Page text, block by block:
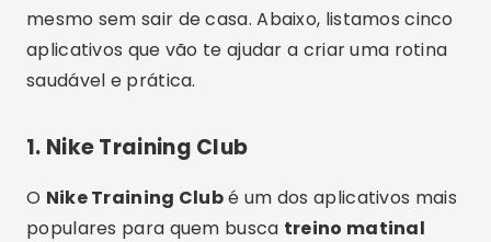
mesmo sem sair de casa. Abaixo, listamos cinco
aplicativos que vão te ajudar a criar uma rotina
saudável e prática.
1. Nike Training Club
O Nike Training Clubé um dos aplicativos mais
populares para quem busca treino matinal